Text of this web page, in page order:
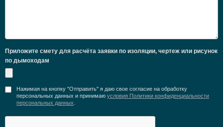
Приложите смету для расчёта заявки по изоляции, чертеж или рисунок
по дымоходам
Нажимая на кнопку "Отправить" я даю свое согласие на обработку
персональных данных и принимаю условия Политики конфиденциальности
персональных данных